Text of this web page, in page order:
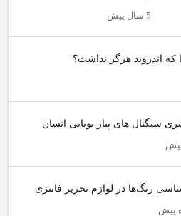
5 سال پیش
که اندروید هرگز نداشت؟
سیگنال های پیاز بویایی انسان
رنگ‌ها در لوازم تحریر فانتزی